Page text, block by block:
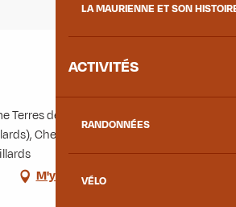
LA MAURIENNE ET SON
ACTIVITÉS
RANDONNÉES
VÉLO
Terres de Maurienne - Bureau Saint
Chef Lieu, 73130 Saint-
M'y rendre